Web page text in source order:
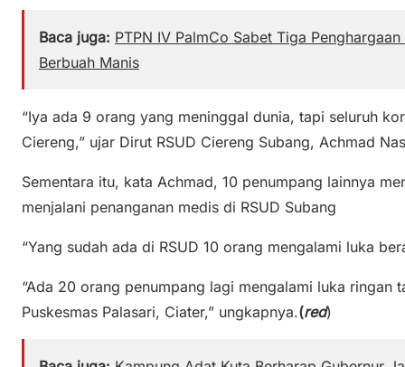
Baca juga: PTPN IV PalmCo Sabet Tiga
Berbuah Manis
“Iya ada 9 orang yang meninggal dunia, tapi seluruh
Ciereng,” ujar Dirut RSUD Ciereng Subang, Achmad
Sementara itu, kata Achmad, 10 penumpang lainnya
menjalani penanganan medis di RSUD Subang
“Yang sudah ada di RSUD 10 orang mengalami luka
“Ada 20 orang penumpang lagi mengalami luka ringan
Puskesmas Palasari, Ciater,” ungkapnya.(red)